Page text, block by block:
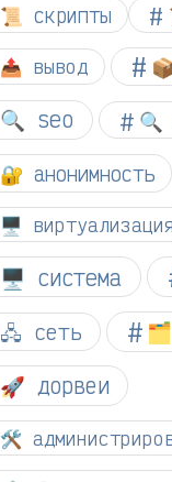
📜 скрипты
📤 вывод
🔍 seo 🔍
🔐 анонимность
🖥️ виртуализация
🖥️ система
🖧 сеть 🗂️
🚀 дорвеи
🛠️